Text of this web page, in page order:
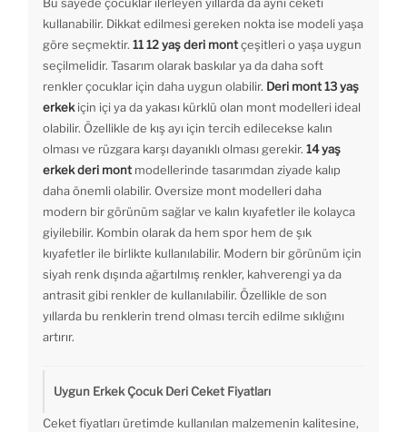
Bu sayede çocuklar ilerleyen yıllarda da aynı ceketi
kullanabilir. Dikkat edilmesi gereken nokta ise modeli yaşa
göre seçmektir. 11 12 yaş deri montçeşitleri o yaşa uygun
seçilmelidir. Tasarım olarak baskılar ya da daha soft
renkler çocuklar için daha uygun olabilir. Deri mont 13 yaş
erkekiçin içi ya da yakası kürklü olan mont modelleri ideal
olabilir. Özellikle de kış ayı için tercih edilecekse kalın
olması ve rüzgara karşı dayanıklı olması gerekir. 14 yaş
erkek deri mont modellerinde tasarımdan ziyade kalıp
daha önemli olabilir. Oversize mont modelleri daha
modern bir görünüm sağlar ve kalın kıyafetler ile kolayca
giyilebilir. Kombin olarak da hem spor hem de şık
kıyafetler ile birlikte kullanılabilir. Modern bir görünüm için
siyah renk dışında ağartılmış renkler, kahverengi ya da
antrasit gibi renkler de kullanılabilir. Özellikle de son
yıllarda bu renklerin trend olması tercih edilme sıklığını
artırır.
Uygun Erkek Çocuk Deri Ceket Fiyatları
Ceket fiyatları üretimde kullanılan malzemenin kalitesine,